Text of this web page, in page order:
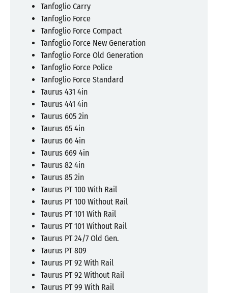
Tanfoglio Carry
Tanfoglio Force
Tanfoglio Force Compact
Tanfoglio Force New Generation
Tanfoglio Force Old Generation
Tanfoglio Force Police
Tanfoglio Force Standard
Taurus 431 4in
Taurus 441 4in
Taurus 605 2in
Taurus 65 4in
Taurus 66 4in
Taurus 669 4in
Taurus 82 4in
Taurus 85 2in
Taurus PT 100 With Rail
Taurus PT 100 Without Rail
Taurus PT 101 With Rail
Taurus PT 101 Without Rail
Taurus PT 24/7 Old Gen.
Taurus PT 809
Taurus PT 92 With Rail
Taurus PT 92 Without Rail
Taurus PT 99 With Rail